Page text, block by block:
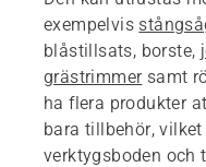
exempelvis
blåstillsats, borste,
grästrimmersamt
ha flera produkter
bara tillbehör,
verktygsboden och